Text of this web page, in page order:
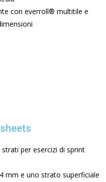
con everroll® multitile e
per esercizi di sprint
mm e uno strato superficiale